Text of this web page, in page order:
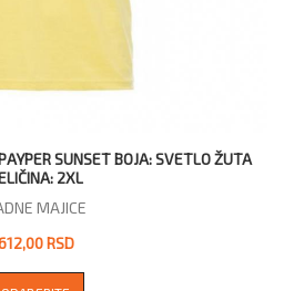
SUNSET BOJA: SVETLO ŽUTA
2XL
MAJICE
RSD